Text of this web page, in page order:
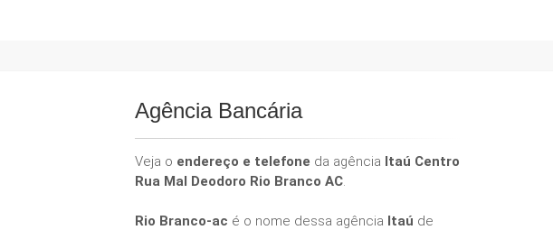
Agência Bancária
Veja o endereço e telefone da agência Itaú Centro
Rua Mal Deodoro Rio Branco AC.
Rio Branco-ac é o nome dessa agência Itaú de